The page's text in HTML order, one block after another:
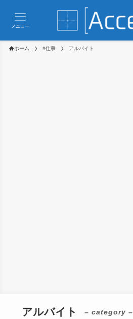
メニュー
ホーム #仕事 アルバイト
アルバイト – category –